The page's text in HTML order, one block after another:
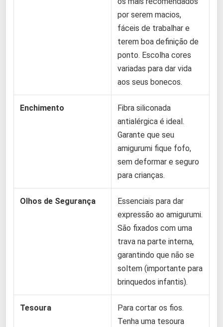
por serem macios,
fáceis de trabalhar e
terem boa definição de
ponto. Escolha cores
variadas para dar vida
aos seus bonecos.
Enchimento
Fibra siliconada
antialérgica é ideal.
Garante que seu
amigurumi fique fofo,
sem deformar e seguro
para crianças.
Olhos de Segurança
Essenciais para dar
expressão ao amigurumi.
São fixados com uma
trava na parte interna,
garantindo que não se
soltem (importante para
brinquedos infantis).
Tesoura
Para cortar os fios.
Tenha uma tesoura